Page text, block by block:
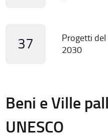
37
Progetti
2030
Beni e Ville
UNESCO